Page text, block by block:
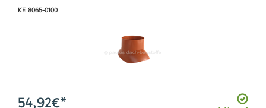
KE 8065-0100
54,92€*